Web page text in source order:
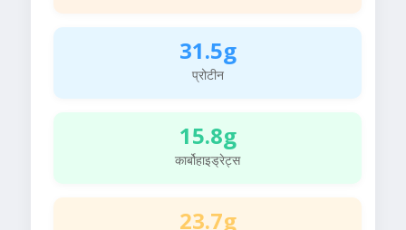
31.5g
प्रोटीन
15.8g
कार्बोहाइड्रेट्स
23.7g